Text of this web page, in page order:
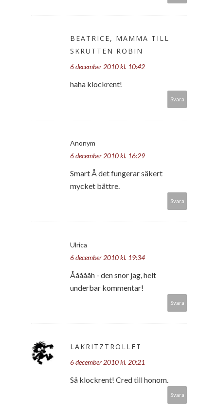
BEATRICE, MAMMA TILL
SKRUTTEN ROBIN
6 december 2010 kl. 10:42
haha klockrent!
Svara
Anonym
6 december 2010 kl. 16:29
Smart Å det fungerar säkert
mycket bättre.
Svara
Ulrica
6 december 2010 kl. 19:34
Åååååh - den snor jag, helt
underbar kommentar!
Svara
LAKRITZTROLLET
6 december 2010 kl. 20:21
Så klockrent! Cred till honom.
Svara